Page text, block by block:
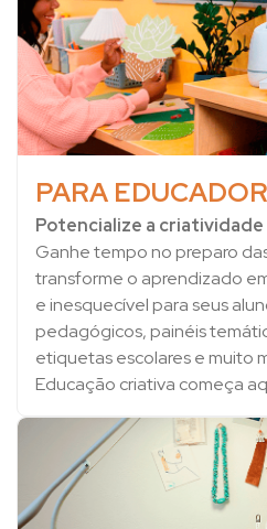
PARA
Potencialize a criatividade
Ganhe tempo no preparo
transforme o aprendizado
e inesquecível para seus
pedagógicos, painéis
etiquetas escolares e muito
Educação criativa começa